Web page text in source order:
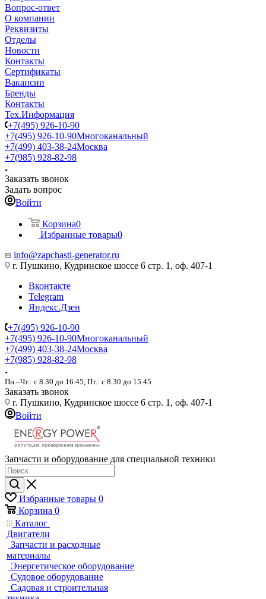
Вопрос-ответ
О компании
Реквизиты
Отделы
Новости
Контакты
Сертификаты
Вакансии
Бренды
Контакты
Тех.Информация
+7(495) 926-10-90
+7(495) 926-10-90Многоканальный
+7(499) 403-38-24Москва
+7(985) 928-82-98
Заказать звонок
Задать вопрос
Войти
Корзина0
Избранные товары0
info@zapchasti-generator.ru
г. Пушкино, Кудринское шоссе 6 стр. 1, оф. 407-1
Вконтакте
Telegram
Яндекс.Дзен
+7(495) 926-10-90
+7(495) 926-10-90Многоканальный
+7(499) 403-38-24Москва
+7(985) 928-82-98
Пн.–Чт.: с 8.30 до 16.45, Пт.: с 8.30 до 15.45
Заказать звонок
г. Пушкино, Кудринское шоссе 6 стр. 1, оф. 407-1
Войти
Запчасти и оборудование для специальной техники
Избранные товары 0
Корзина 0
Каталог
Двигатели
Запчасти и расходные
материалы
Энергетическое оборудование
Судовое оборудование
Садовая и строительная